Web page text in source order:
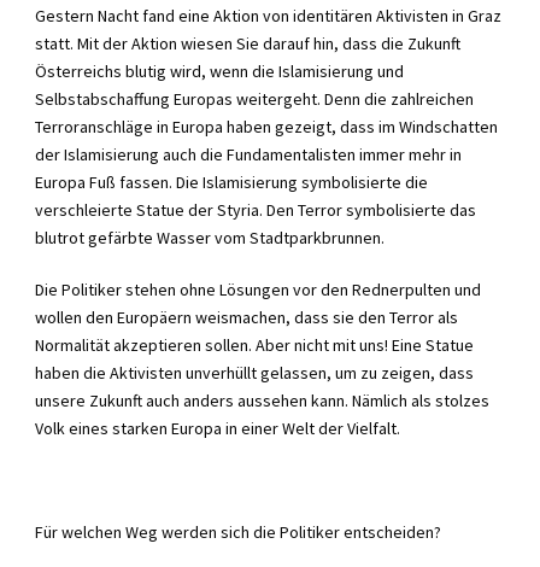
Gestern Nacht fand eine Aktion von identitären Aktivisten in Graz
statt. Mit der Aktion wiesen Sie darauf hin, dass die Zukunft
Österreichs blutig wird, wenn die Islamisierung und
Selbstabschaffung Europas weitergeht. Denn die zahlreichen
Terroranschläge in Europa haben gezeigt, dass im Windschatten
der Islamisierung auch die Fundamentalisten immer mehr in
Europa Fuß fassen. Die Islamisierung symbolisierte die
verschleierte Statue der Styria. Den Terror symbolisierte das
blutrot gefärbte Wasser vom Stadtparkbrunnen.
Die Politiker stehen ohne Lösungen vor den Rednerpulten und
wollen den Europäern weismachen, dass sie den Terror als
Normalität akzeptieren sollen. Aber nicht mit uns! Eine Statue
haben die Aktivisten unverhüllt gelassen, um zu zeigen, dass
unsere Zukunft auch anders aussehen kann. Nämlich als stolzes
Volk eines starken Europa in einer Welt der Vielfalt.
Für welchen Weg werden sich die Politiker entscheiden?